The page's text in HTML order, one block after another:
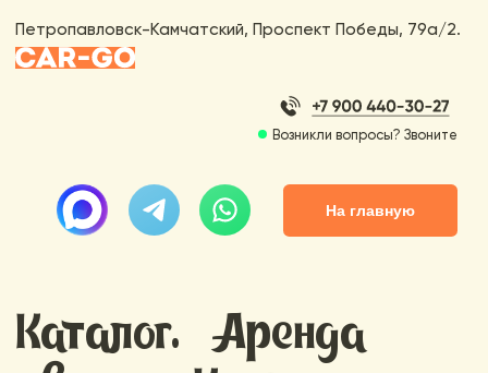
Каталог. Аренда
Эконом, комфорт, люкс, минивены, автопрокат на
короткий и длительный срок. Подберём авто под
ваши задачи и бюджет. Выгодно и быстро.
Петропавловск-Камчатский, Проспект Победы, 79а/2.
Возникли вопросы? Звоните